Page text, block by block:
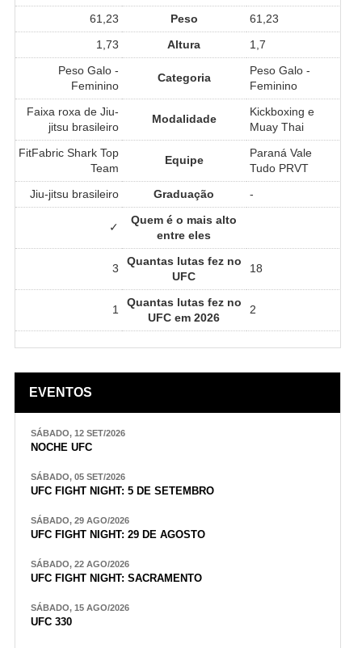
61,23
Peso
61,23
1,73
Altura
1,7
Peso Galo -
Feminino
Categoria
Peso Galo -
Feminino
Faixa roxa de Jiu-
jitsu brasileiro
Modalidade
Kickboxing e
Muay Thai
FitFabric Shark Top
Team
Equipe
Paraná Vale
Tudo PRVT
Jiu-jitsu brasileiro
Graduação -
✓
Quem é o mais alto
entre eles
3
Quantas lutas fez no
UFC
18
1
Quantas lutas fez no
UFC em 2026
2
EVENTOS
SÁBADO, 12 SET/2026
NOCHE UFC
SÁBADO, 05 SET/2026
UFC FIGHT NIGHT: 5 DE SETEMBRO
SÁBADO, 29 AGO/2026
UFC FIGHT NIGHT: 29 DE AGOSTO
SÁBADO, 22 AGO/2026
UFC FIGHT NIGHT: SACRAMENTO
SÁBADO, 15 AGO/2026
UFC 330